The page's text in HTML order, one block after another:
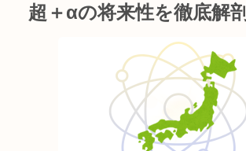
超＋αの将来性を徹底解剖